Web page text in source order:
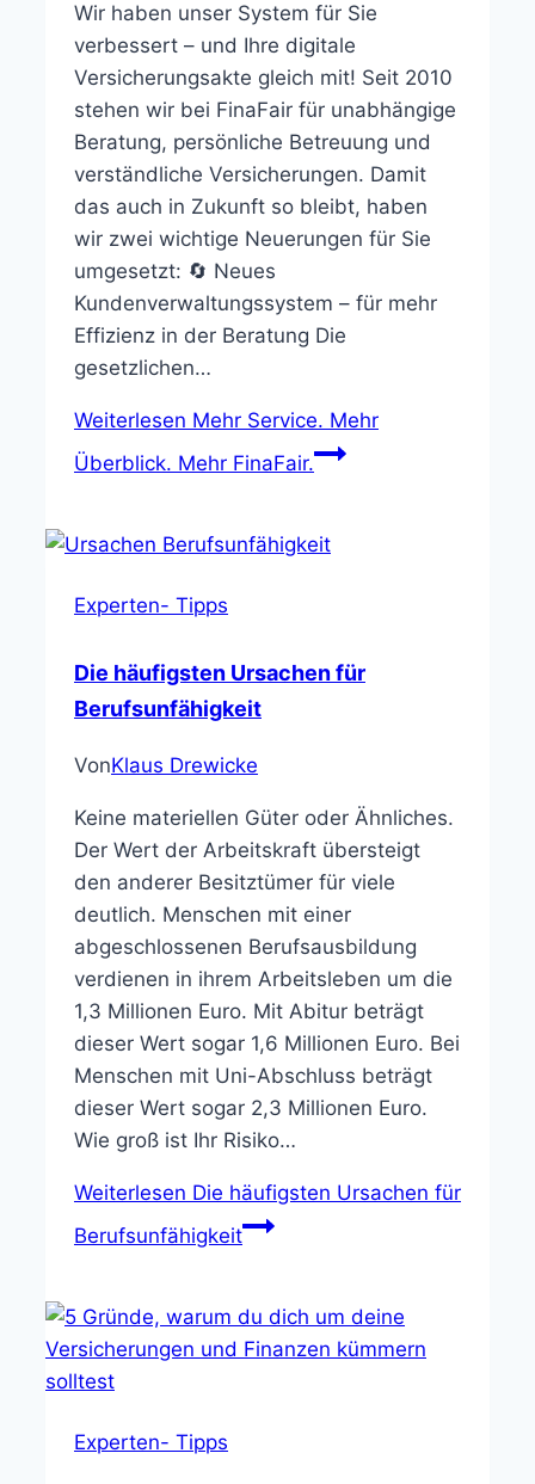
Wir haben unser System für Sie
verbessert – und Ihre digitale
Versicherungsakte gleich mit! Seit 2010
stehen wir bei FinaFair für unabhängige
Beratung, persönliche Betreuung und
verständliche Versicherungen. Damit
das auch in Zukunft so bleibt, haben
wir zwei wichtige Neuerungen für Sie
umgesetzt: 🔄 Neues
Kundenverwaltungssystem – für mehr
Effizienz in der Beratung Die
gesetzlichen…
Weiterlesen Mehr Service. Mehr
Überblick. Mehr FinaFair.
Experten- Tipps
Die häufigsten Ursachen für
Berufsunfähigkeit
VonKlaus Drewicke
Keine materiellen Güter oder Ähnliches.
Der Wert der Arbeitskraft übersteigt
den anderer Besitztümer für viele
deutlich. Menschen mit einer
abgeschlossenen Berufsausbildung
verdienen in ihrem Arbeitsleben um die
1,3 Millionen Euro. Mit Abitur beträgt
dieser Wert sogar 1,6 Millionen Euro. Bei
Menschen mit Uni-Abschluss beträgt
dieser Wert sogar 2,3 Millionen Euro.
Wie groß ist Ihr Risiko…
Weiterlesen Die häufigsten Ursachen für
Berufsunfähigkeit
Experten- Tipps